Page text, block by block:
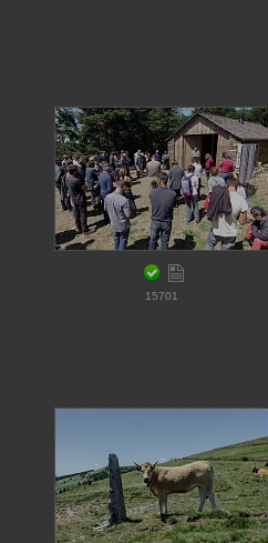
15701